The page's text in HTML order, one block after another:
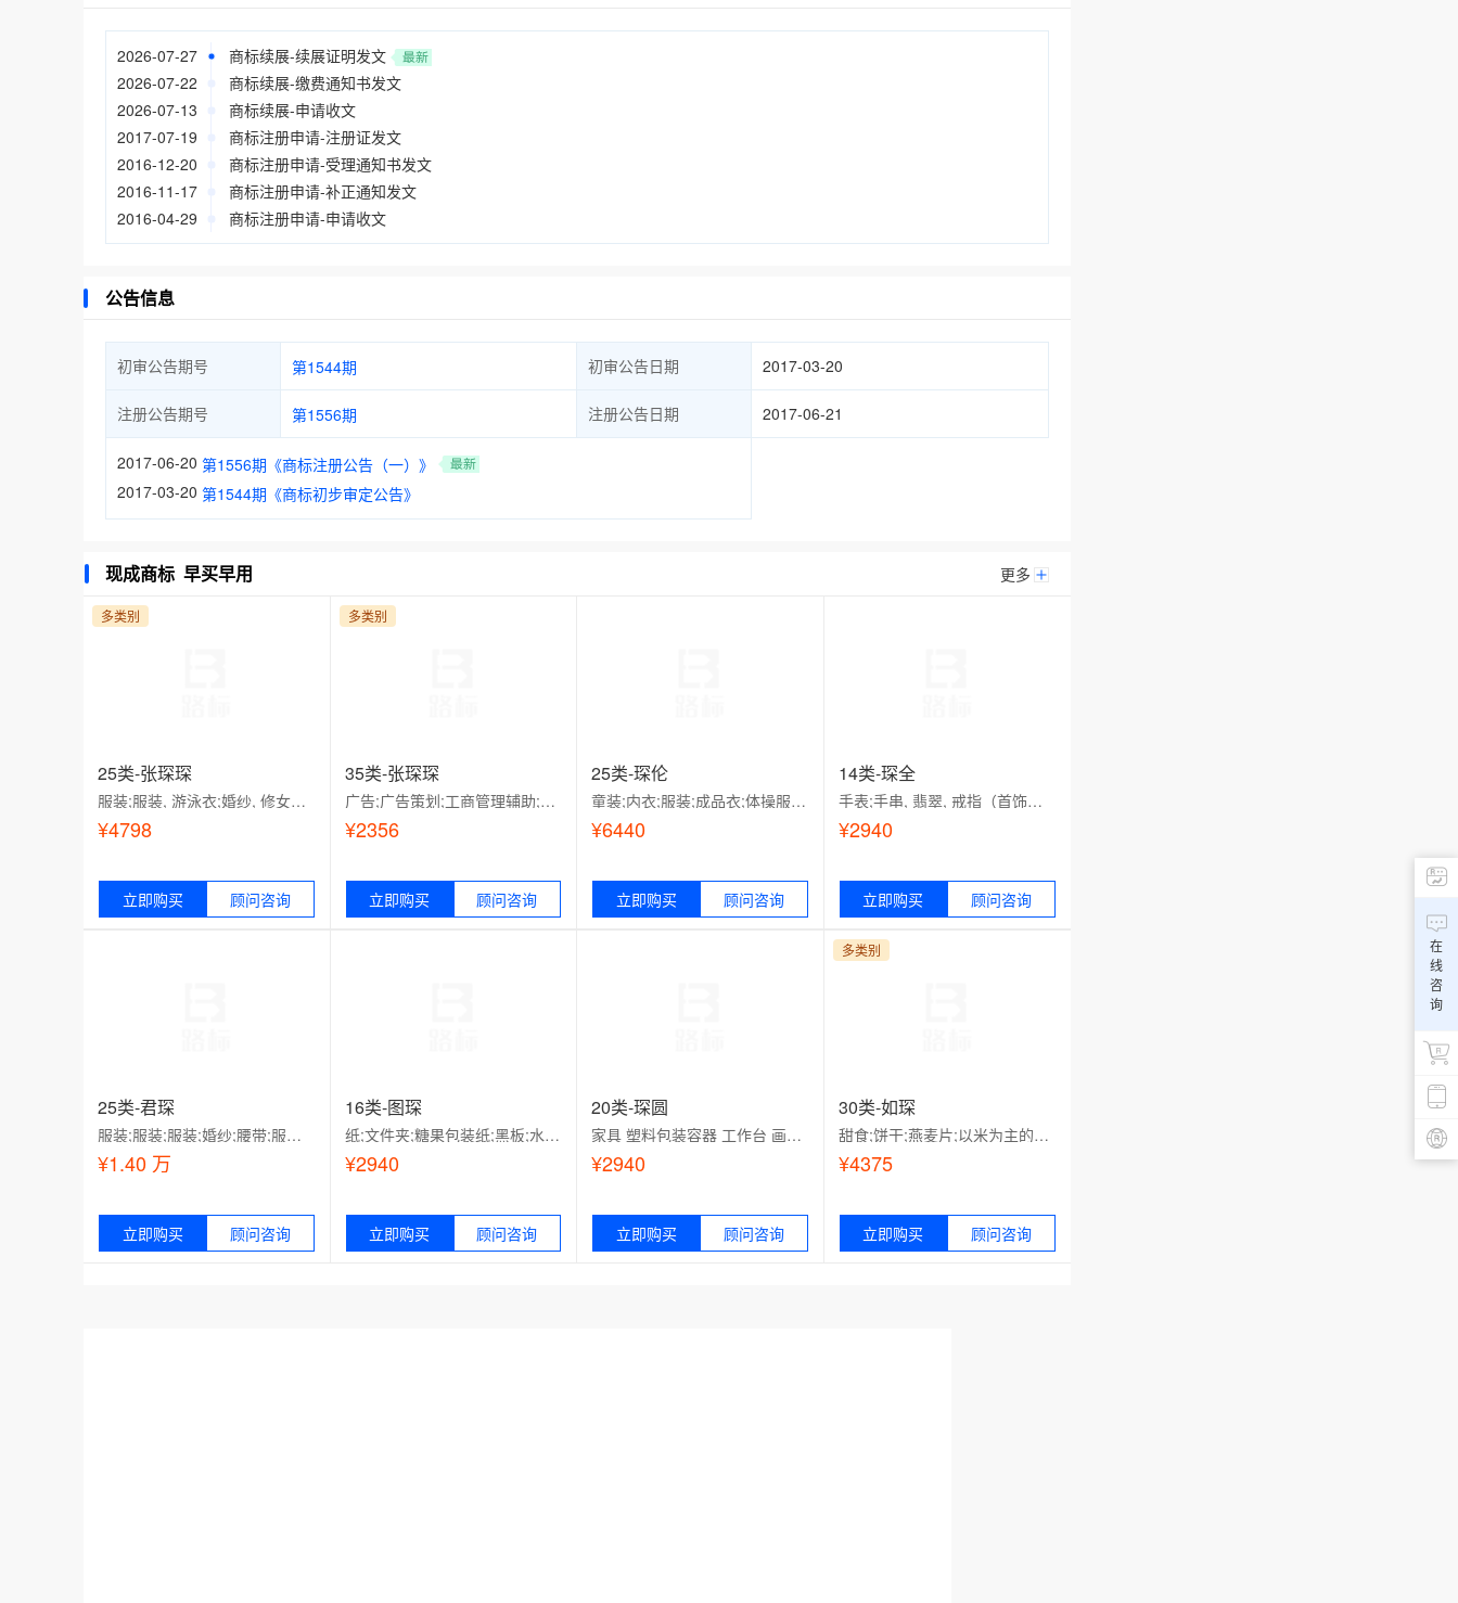
2026-07-27
商标续展-续展证明发文
2026-07-22
商标续展-缴费通知书发文
2026-07-13
商标续展-申请收文
2017-07-19
商标注册申请-注册证发文
2016-12-20
商标注册申请-受理通知书发文
2016-11-17
商标注册申请-补正通知发文
2016-04-29
商标注册申请-申请收文
公告信息
初审公告期号 第1544期 初审公告日期 2017-03-20
注册公告期号 第1556期 注册公告日期 2017-06-21
2017-06-20 第1556期《商标注册公告（一）》
2017-03-20 第1544期《商标初步审定公告》
现成商标 早买早用 更多
多类别
适用范围：
服装;服装, 游泳衣;婚纱, 修女头巾;服
25类-张琛琛
服装;服装, 游泳衣;婚纱, 修女头巾;服装, 婴儿全套衣;服装带（衣服）;服装;围巾;袜;帽;鞋（脚上的穿着物）;服装
¥4798
立即购买 顾问咨询
多类别
适用范围：
广告;广告策划;工商管理辅助;市场营
35类-张琛琛
广告;广告策划;工商管理辅助;市场营销研究;为商品和服务的买卖双方提供在线市场;替他人推销;人事管理咨询;文秘;会计;医疗用品零售或批发服务
¥2356
立即购买 顾问咨询
适用范围：
童装;内衣;服装;成品衣;体操服;鞋（脚
25类-琛伦
童装;内衣;服装;成品衣;体操服;鞋（脚上的穿着物）;帽子;袜;围巾;腰带
¥6440
立即购买 顾问咨询
适用范围：
手表;手串, 翡翠, 戒指（首饰）, 珠宝首
饰, 项链（首饰）, 手镯（首饰）;首饰
盒;未加工或半加工黄金, 未加工、未打
14类-琛全
手表;手串, 翡翠, 戒指（首饰）, 珠宝首饰, 项链（首饰）, 手镯（首饰）;首饰盒;未加工或半加工黄金, 未加工、未打造的银
¥2940
立即购买 顾问咨询
适用范围：
服装;服装;服装;婚纱;腰带;服装, 内衣,
25类-君琛
服装;服装;服装;婚纱;腰带;服装, 内衣, 旗袍;围脖;手套（服装）;袜;帽;鞋（脚上的穿着物）;服装
¥1.40 万
立即购买 顾问咨询
适用范围：
纸;文件夹;糖果包装纸;黑板;水彩画;绘
16类-图琛
纸;文件夹;糖果包装纸;黑板;水彩画;绘画板;贺卡;纸或纸板制广告牌;文具或家用自粘胶带;卫生纸
¥2940
立即购买 顾问咨询
适用范围：
家具 塑料包装容器 工作台 画框 竹编
20类-琛圆
家具 塑料包装容器 工作台 画框 竹编制品（不包括帽、席、垫） 展示板 家养宠物栖息箱 家具用非金属附件 床用垫褥（床用织品除外） 窗用室内遮帘（家具）
¥2940
立即购买 顾问咨询
多类别
适用范围：
甜食;饼干;燕麦片;以米为主的零食小
30类-如琛
甜食;饼干;燕麦片;以米为主的零食小吃;谷类制品;方便面;食用淀粉;调味料;佐料（调味品）;酵母
¥4375
立即购买 顾问咨询
在
线
咨
询